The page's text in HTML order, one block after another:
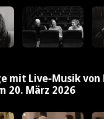
mit Live-Musik von
20. März 2026